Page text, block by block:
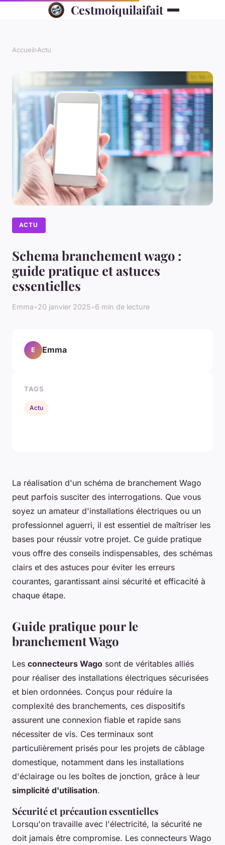
Cestmoiquilaifait
Accueil›Actu
ACTU
Schema branchement wago :
guide pratique et astuces
essentielles
Emma•20 janvier 2025•6 min de lecture
La réalisation d'un schéma de branchement Wago
peut parfois susciter des interrogations. Que vous
soyez un amateur d'installations électriques ou un
professionnel aguerri, il est essentiel de maîtriser les
bases pour réussir votre projet. Ce guide pratique
vous offre des conseils indispensables, des schémas
clairs et des astuces pour éviter les erreurs
courantes, garantissant ainsi sécurité et efficacité à
chaque étape.
Guide pratique pour le
branchement Wago
Les connecteurs Wago sont de véritables alliés
pour réaliser des installations électriques sécurisées
et bien ordonnées. Conçus pour réduire la
complexité des branchements, ces dispositifs
assurent une connexion fiable et rapide sans
nécessiter de vis. Ces terminaux sont
particulièrement prisés pour les projets de câblage
domestique, notamment dans les installations
d'éclairage ou les boîtes de jonction, grâce à leur
simplicité d'utilisation.
Sécurité et précaution essentielles
Lorsqu'on travaille avec l'électricité, la sécurité ne
doit jamais être compromise. Les connecteurs Wago
E Emma
TAGS
Actu